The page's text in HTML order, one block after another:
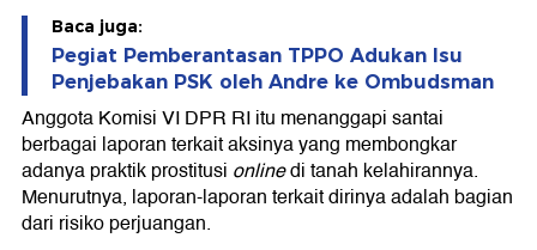
Baca juga:
Pegiat Pemberantasan TPPO Adukan Isu
Penjebakan PSK oleh Andre ke Ombudsman
Anggota Komisi VI DPR RI itu menanggapi santai
berbagai laporan terkait aksinya yang membongkar
adanya praktik prostitusi onlinedi tanah kelahirannya.
Menurutnya, laporan-laporan terkait dirinya adalah bagian
dari risiko perjuangan.